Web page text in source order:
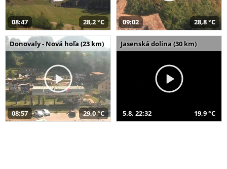
08:47 28,2 °C 09:02 28,8 °C
Donovaly - Nová hoľa (23 km)
08:57 29,0 °C
Jasenská dolina (30 km)
5.8. 22:32 19,9 °C